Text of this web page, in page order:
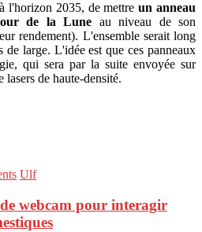
l'horizon 2035, de mettreun anneau
de la Lune au niveau de son
rendement). L'ensemble serait long
large. L'idée est que ces panneaux
qui sera par la suite envoyée sur
lasers de haute-densité.
Ulf
webcam pour interagir